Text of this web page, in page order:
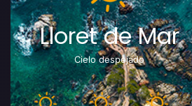
Lloret de Mar
Cielo despejado